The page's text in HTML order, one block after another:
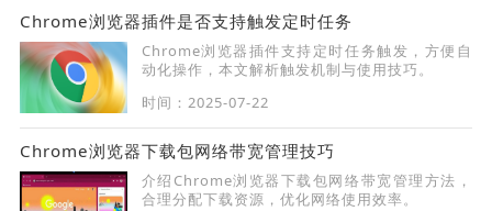
Chrome浏览器插件是否支持触发定时任务
Chrome浏览器插件支持定时任务触发，方便自
动化操作，本文解析触发机制与使用技巧。
时间：2025-07-22
Chrome浏览器下载包网络带宽管理技巧
介绍Chrome浏览器下载包网络带宽管理方法，
合理分配下载资源，优化网络使用效率。